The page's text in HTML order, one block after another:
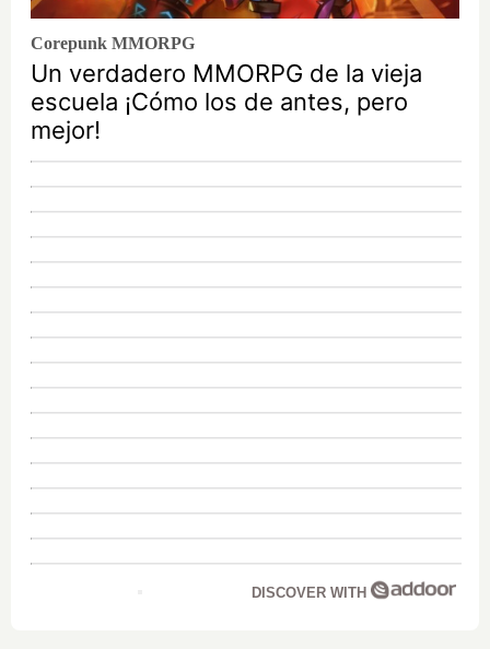
Corepunk MMORPG
Un verdadero MMORPG de la vieja
escuela ¡Cómo los de antes, pero
mejor!
DISCOVER WITH